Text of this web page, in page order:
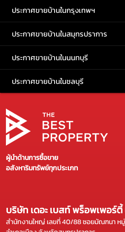
ประกาศขายบ้านในกรุงเทพฯ
ประกาศขายบ้านในสมุทรปราการ
ประกาศขายบ้านในนนทบุรี
ประกาศขายบ้านในชลบุรี
ผู้นำด้านการซื้อขาย
อสังหาริมทรัพย์ทุกประเภท
บริษัท เดอะ เบสท์ พร็อพเพอร์ตี้
สำนักงานใหญ่ เลขที่ 40/88 ซอยมัณฑนา ห